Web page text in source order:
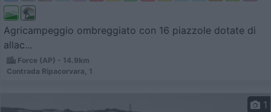
Agricampeggio ombreggiato con 16 piazzole dotate di
allac...
Force (AP) - 14.9km
Contrada Ripacorvara, 1
1